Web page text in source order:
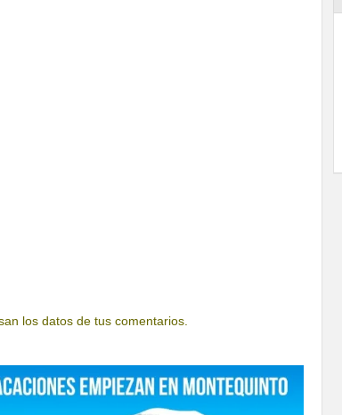
los datos de tus comentarios.